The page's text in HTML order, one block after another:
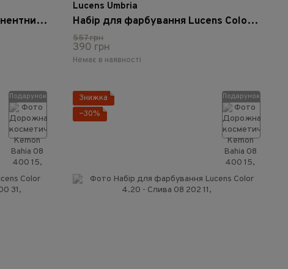
Стійкий професійний перманентний фарбник Solfine Natural Color .3 - тонуючий золотистий, 100 мл
Lucens Umbria
Набір для фарбування Lucens Color 8.17 - Амарето
557 грн
390 грн
Немає в наявності
Подарунок Подарунок
Знижка
−30%